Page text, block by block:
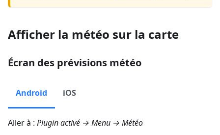
Afficher la météo sur la carte
Écran des prévisions météo
Android iOS
Aller à : Plugin activé → Menu → Météo